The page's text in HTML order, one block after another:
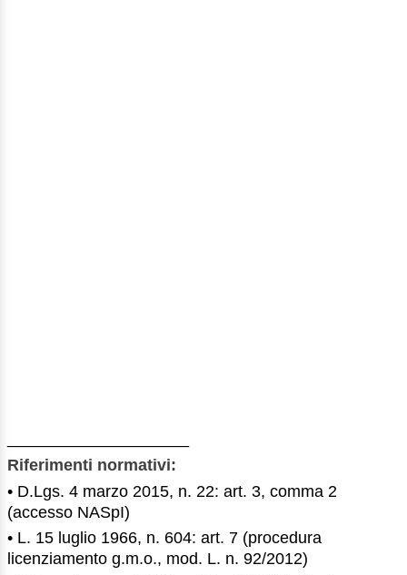
Riferimenti normativi:
• D.Lgs. 4 marzo 2015, n. 22: art. 3, comma 2
(accesso NASpI)
• L. 15 luglio 1966, n. 604: art. 7 (procedura
licenziamento g.m.o., mod. L. n. 92/2012)